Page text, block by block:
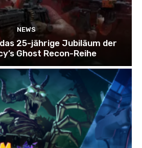
NEWS
25-jährige Jubiläum der
Ghost Recon-Reihe